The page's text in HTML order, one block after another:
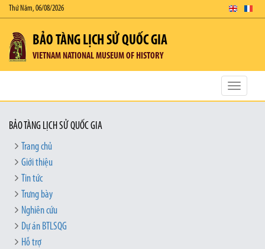
Thứ Năm, 06/08/2026
BẢO TÀNG LỊCH SỬ QUỐC GIA
VIETNAM NATIONAL MUSEUM OF HISTORY
Toggle
BẢO TÀNG LỊCH SỬ QUỐC GIA
Trang chủ
Giới thiệu
Tin tức
Trưng bày
Nghiên cứu
Dự án BTLSQG
Hỗ trợ